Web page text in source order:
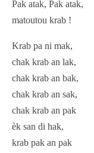
Pak atak, Pak atak,
matoutou krab !
Krab pa ni mak,
chak krab an lak,
chak krab an bak,
chak krab an sak,
chak krab an pak
èk san di hak,
krab pak an pak